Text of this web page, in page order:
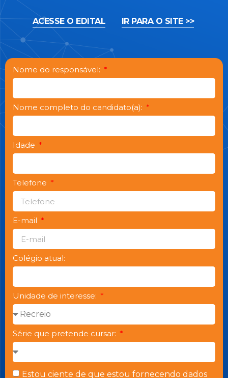
ACESSE O EDITAL IR PARA O SITE >>
Nome do responsável:
Nome completo do candidato(a):
Idade
Telefone
E-mail
Colégio atual:
Unidade de interesse:
Série que pretende cursar:
Estou ciente de que estou fornecendo dados